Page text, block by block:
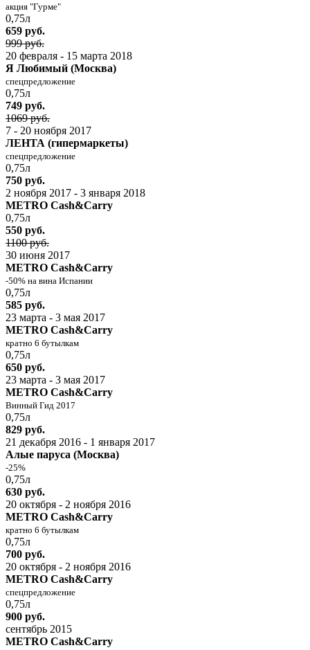
акция "Гурме"
0,75л
659 руб.
999 руб.
20 февраля - 15 марта 2018
Я Любимый (Москва)
спецпредложение
0,75л
749 руб.
1069 руб.
7 - 20 ноября 2017
ЛЕНТА (гипермаркеты)
спецпредложение
0,75л
750 руб.
2 ноября 2017 - 3 января 2018
METRO Cash&Carry
0,75л
550 руб.
1100 руб.
30 июня 2017
METRO Cash&Carry
-50% на вина Испании
0,75л
585 руб.
23 марта - 3 мая 2017
METRO Cash&Carry
кратно 6 бутылкам
0,75л
650 руб.
23 марта - 3 мая 2017
METRO Cash&Carry
Винный Гид 2017
0,75л
829 руб.
21 декабря 2016 - 1 января 2017
Алые паруса (Москва)
-25%
0,75л
630 руб.
20 октября - 2 ноября 2016
METRO Cash&Carry
кратно 6 бутылкам
0,75л
700 руб.
20 октября - 2 ноября 2016
METRO Cash&Carry
спецпредложение
0,75л
900 руб.
сентябрь 2015
METRO Cash&Carry